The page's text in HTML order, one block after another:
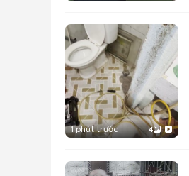
1 phút trước 4